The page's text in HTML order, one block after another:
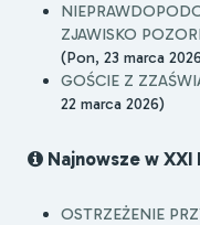
ZJAWISKO
(Pon, 23 marca
GOŚCIE Z
22 marca 2026)
Najnowsze w XXI
OSTRZEŻENIE